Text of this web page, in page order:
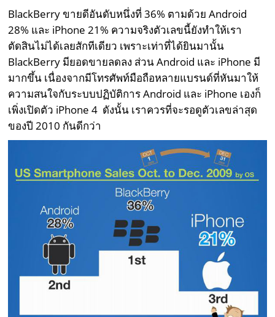
BlackBerry ขายดีอันดับหนึ่งที่ 36% ตามด้วย Android
28% และ iPhone 21% ความจริงตัวเลขนี้ยังทำให้เรา
ตัดสินไม่ได้เลยสักทีเดียว เพราะเท่าที่ได้ยินมานั้น
BlackBerry มียอดขายลดลง ส่วน Android และ iPhone มี
มากขึ้น เนื่องจากมีโทรศัพท์มือถือหลายแบรนด์ที่หันมาให้
ความสนใจกับระบบปฏิบัติการ Android และ iPhone เองก็
เพิ่งเปิดตัว iPhone 4 ดังนั้น เราควรที่จะรอดูตัวเลขล่าสุด
ของปี 2010 กันดีกว่า